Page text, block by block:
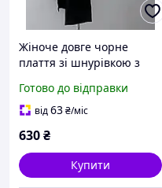
Жіноче довге чорне
плаття зі шнурівкою з
Готово до відправки
від63₴/міс
630₴
Купити